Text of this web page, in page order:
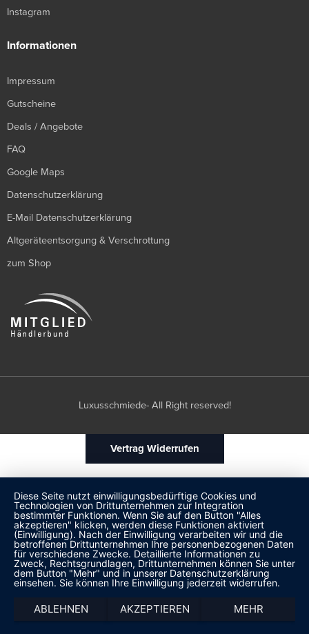
Instagram
Informationen
Impressum
Gutscheine
Deals / Angebote
FAQ
Google Maps
Datenschutzerklärung
E-Mail Datenschutzerklärung
Altgeräteentsorgung & Verschrottung
zum Shop
Luxusschmiede- All Right reserved!
Vertrag Widerrufen
Diese Seite nutzt einwilligungsbedürftige Cookies und
Technologien von Drittunternehmen zur Integration
bestimmter Funktionen. Wenn Sie auf den Button "Alles
akzeptieren" klicken, werden diese Funktionen aktiviert
(Einwilligung). Nach der Einwilligung verarbeiten wir und die
betroffenen Drittunternehmen Ihre personenbezogenen Daten
für verschiedene Zwecke. Detaillierte Informationen zu
Zweck, Rechtsgrundlagen, Drittunternehmen können Sie unter
dem Button "Mehr" und in unserer Datenschutzerklärung
einsehen. Sie können Ihre Einwilligung jederzeit widerrufen.
ABLEHNEN AKZEPTIEREN MEHR